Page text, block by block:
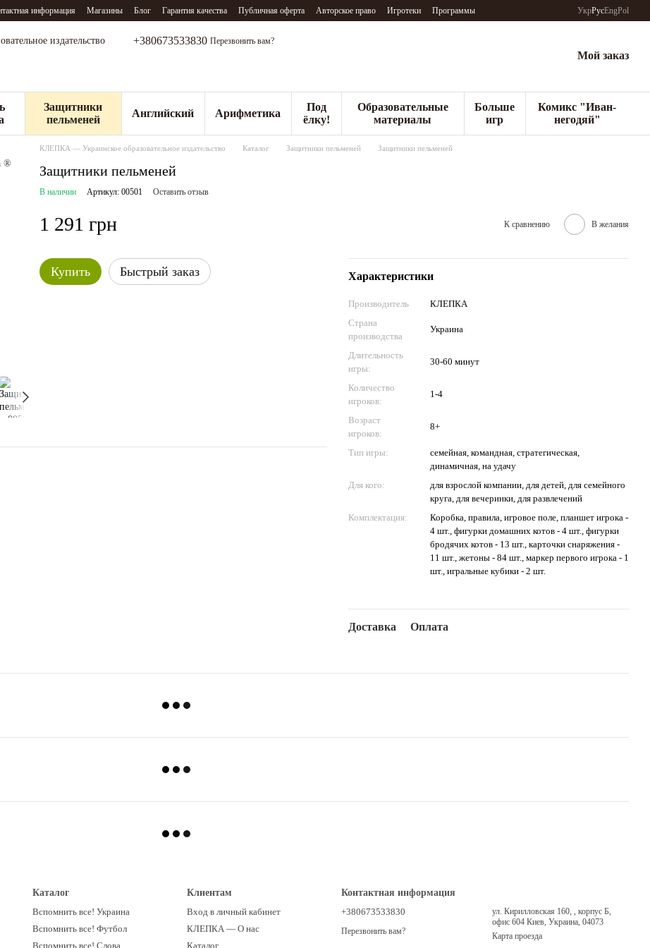
информация Магазины Блог Гарантия качества Публичная оферта Авторское право Игротеки Программы УкрРусEngPol
издательство +380673533830 Перезвонить вам?
Мой заказ
Защитники
пельменей
Английский Арифметика
Под
ёлку!
Образовательные
материалы
Больше
игр
Комикс "Иван-
негодяй"
КЛЕПКА — Украинское образовательное издательство Каталог Защитники пельменей Защитники пельменей
Защитники пельменей
В наличии Артикул: 00501 Оставить отзыв
1 291 грн К сравнению В желания
Купить Быстрый заказ Характеристики
Производитель
КЛЕПКА
Страна
производства
Украина
Длительность
игры:
30-60 минут
Количество
игроков:
1-4
Возраст
игроков:
8+
Тип игры:
семейная, командная, стратегическая,
динамичная, на удачу
Для кого:
для взрослой компании, для детей, для семейного
круга, для вечеринки, для развлечений
Комплектация:
Коробка, правила, игровое поле, планшет игрока -
4 шт., фигурки домашних котов - 4 шт., фигурки
бродячих котов - 13 шт., карточки снаряжения -
11 шт., жетоны - 84 шт., маркер первого игрока - 1
шт., игральные кубики - 2 шт.
Доставка Оплата
Каталог
Вспомнить все! Украина
Вспомнить все! Футбол
Вспомнить все! Слова
Клиентам
Вход в личный кабинет
КЛЕПКА — О нас
Каталог
Контактная информация
+380673533830
Перезвонить вам?
ул. Кирилловская 160, , корпус Б,
офис 604 Киев, Украина, 04073
Карта проезда